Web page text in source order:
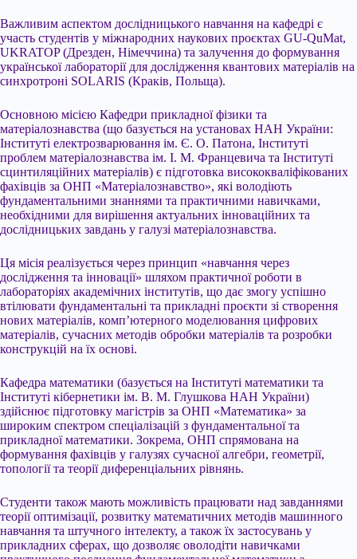
Важливим аспектом дослідницького навчання на кафедрі є
участь студентів у міжнародних наукових проєктах GU-QuMat,
UKRATOP (Дрезден, Німеччина) та залучення до формування
української лабораторії для дослідження квантових матеріалів на
синхротроні SOLARIS (Краків, Польща).
Основною місією Кафедри прикладної фізики та
матеріалознавства (що базується на установах НАН України:
Інституті електрозварювання ім. Є. О. Патона, Інституті
проблем матеріалознавства ім. І. М. Францевича та Інституті
сцинтиляційних матеріалів) є підготовка висококваліфікованих
фахівців за ОНП «Матеріалознавство», які володіють
фундаментальними знаннями та практичними навичками,
необхідними для вирішення актуальних інноваційних та
дослідницьких завдань у галузі матеріалознавства.
Ця місія реалізується через принцип «навчання через
дослідження та інновації» шляхом практичної роботи в
лабораторіях академічних інститутів, що дає змогу успішно
втілювати фундаментальні та прикладні проєкти зі створення
нових матеріалів, комп’ютерного моделювання цифрових
матеріалів, сучасних методів обробки матеріалів та розробки
конструкцій на їх основі.
Кафедра математики (базується на Інституті математики та
Інституті кібернетики ім. В. М. Глушкова НАН України)
здійснює підготовку магістрів за ОНП «Математика» за
широким спектром спеціалізацій з фундаментальної та
прикладної математики. Зокрема, ОНП спрямована на
формування фахівців у галузях сучасної алгебри, геометрії,
топології та теорії диференціальних рівнянь.
Студенти також мають можливість працювати над завданнями
теорії оптимізації, розвитку математичних методів машинного
навчання та штучного інтелекту, а також їх застосувань у
прикладних сферах, що дозволяє оволодіти навичками